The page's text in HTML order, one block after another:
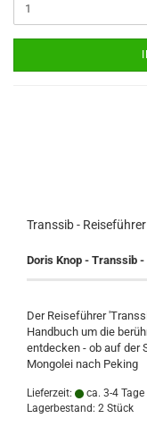
Transsib -
Doris Knop - Transsib
Der Reiseführer
Handbuch um die
entdecken - ob auf der
Mongolei nach Peking
Lieferzeit: ca. 3-4 Tage
Lagerbestand: 2 Stück